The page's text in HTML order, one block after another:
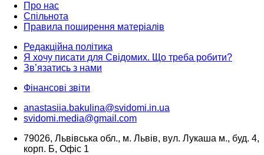
Про нас
Спільнота
Правила поширення матеріалів
Редакційна політика
Я хочу писати для Свідомих. Що треба робити?
Зв’язатись з нами
Фінансові звіти
anastasiia.bakulina@svidomi.in.ua
svidomi.media@gmail.com
79026, Львівська обл., м. Львів, вул. Лукаша м., буд. 4,
корп. Б, Офіс 1